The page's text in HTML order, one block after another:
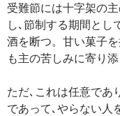
受難節には十字架の
し､節制する期間とし
酒を断つ。甘い菓子
も主の苦しみに寄り
ただ､これは任意であ
であって､やらない人